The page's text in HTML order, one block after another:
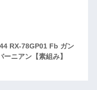
RX-78GP01 Fb ガン
ニアン【素組み】